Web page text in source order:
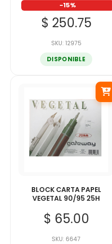
-15%
$ 250.75
SKU: 12975
DISPONIBLE
BLOCK CARTA PAPEL
VEGETAL 90/95 25H
$ 65.00
SKU: 6647